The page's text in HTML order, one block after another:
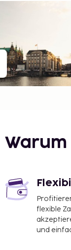
Warum
flexible
und